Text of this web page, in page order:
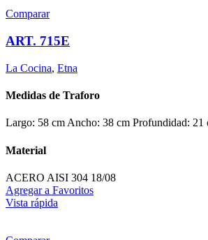
Comparar
ART. 715E
La Cocina, Etna
Medidas de Traforo
Largo: 58 cm Ancho: 38 cm Profundidad: 21
Material
ACERO AISI 304 18/08
Agregar a Favoritos
Vista rápida